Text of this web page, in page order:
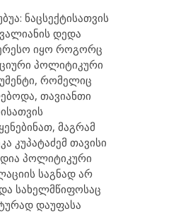
ნაცსექტისათვის
დედა
იყო როგორც
პოლიტიკური
რომელიც
თავიანთი
მაგრამ
კუპატაძემ თავისი
პოლიტიკური
საგნად არ
სახელმწიფოსაც
დაუფასა